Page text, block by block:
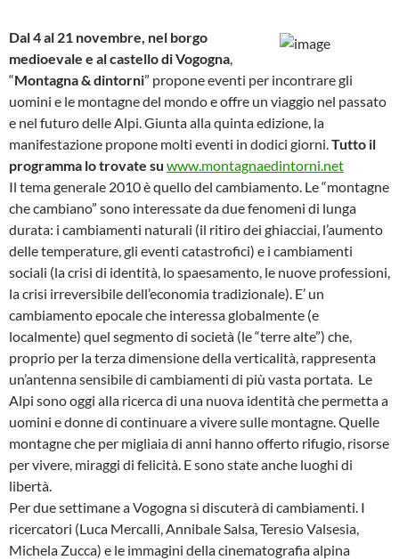
Dal 4 al 21 novembre, nel borgo
medioevale e al castello di Vogogna,
“Montagna & dintorni” propone eventi per incontrare gli
uomini e le montagne del mondo e offre un viaggio nel passato
e nel futuro delle Alpi. Giunta alla quinta edizione, la
manifestazione propone molti eventi in dodici giorni.Tutto il
programma lo trovate su www.montagnaedintorni.net
Il tema generale 2010 è quello del cambiamento. Le “montagne
che cambiano” sono interessate da due fenomeni di lunga
durata: i cambiamenti naturali (il ritiro dei ghiacciai, l’aumento
delle temperature, gli eventi catastrofici) e i cambiamenti
sociali (la crisi di identità, lo spaesamento, le nuove professioni,
la crisi irreversibile dell’economia tradizionale). E’ un
cambiamento epocale che interessa globalmente (e
localmente) quel segmento di società (le “terre alte”) che,
proprio per la terza dimensione della verticalità, rappresenta
un’antenna sensibile di cambiamenti di più vasta portata. Le
Alpi sono oggi alla ricerca di una nuova identità che permetta a
uomini e donne di continuare a vivere sulle montagne. Quelle
montagne che per migliaia di anni hanno offerto rifugio, risorse
per vivere, miraggi di felicità. E sono state anche luoghi di
libertà.
Per due settimane a Vogogna si discuterà di cambiamenti. I
ricercatori (Luca Mercalli, Annibale Salsa, Teresio Valsesia,
Michela Zucca) e le immagini della cinematografia alpina